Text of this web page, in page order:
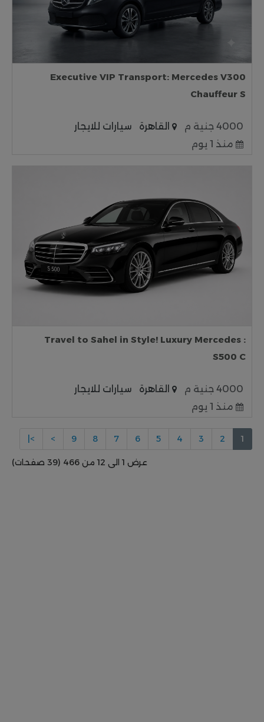
Executive VIP Transport: Mercedes V300
Chauffeur S
4000 جنية م القاهرة
سيارات للايجار
منذ 1 يوم
: Travel to Sahel in Style! Luxury Mercedes
S500 C
4000 جنية م القاهرة
سيارات للايجار
منذ 1 يوم
1
2
3
4
5
6
7
8
9
>
>|
عرض 1 الى 12 من 466 (39 صفحات)